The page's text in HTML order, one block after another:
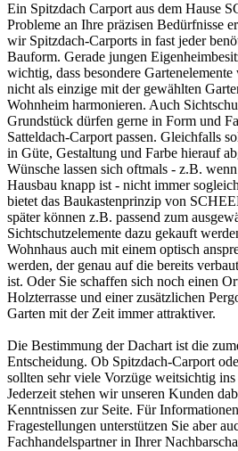
Ein Spitzdach Carport aus dem Hause
Probleme an Ihre präzisen Bedürfnisse
wir Spitzdach-Carports in fast jeder
Bauform. Gerade jungen
wichtig, dass besondere
nicht als einzige mit der gewählten
Wohnheim harmonieren. Auch
Grundstück dürfen gerne in Form und
Satteldach-Carport passen. Gleichfalls
in Güte, Gestaltung und Farbe hierauf
Wünsche lassen sich oftmals - z.B.
Hausbau knapp ist - nicht immer
bietet das Baukastenprinzip von
später können z.B. passend zum
Sichtschutzelemente dazu gekauft
Wohnhaus auch mit einem optisch
werden, der genau auf die bereits
ist. Oder Sie schaffen sich noch einen
Holzterrasse und einer zusätzlichen
Garten mit der Zeit immer attraktiver.
Die Bestimmung der Dachart ist die
Entscheidung. Ob Spitzdach-Carport
sollten sehr viele Vorzüge weitsichtig
Jederzeit stehen wir unseren Kunden
Kenntnissen zur Seite. Für
Fragestellungen unterstützen Sie aber
Fachhandelspartner in Ihrer